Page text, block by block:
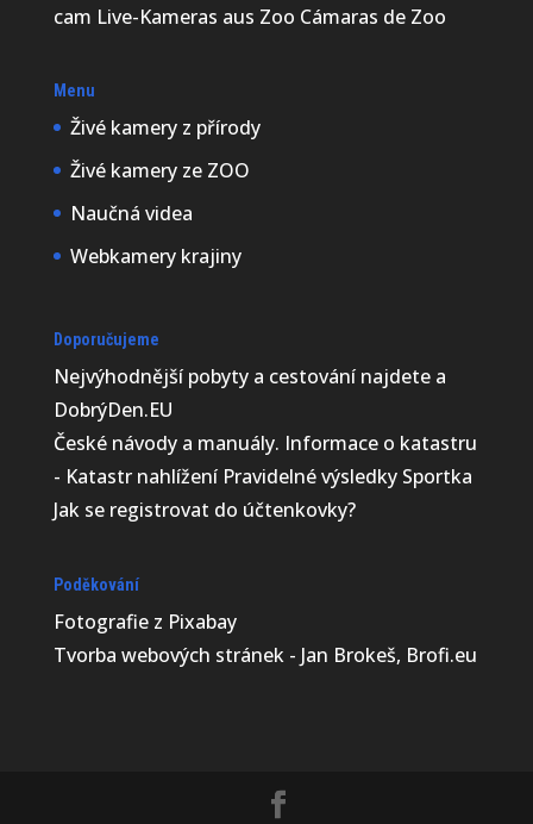
cam Live-Kameras aus Zoo Cámaras de Zoo
Menu
Živé kamery z přírody
Živé kamery ze ZOO
Naučná videa
Webkamery krajiny
Doporučujeme
Nejvýhodnější pobyty a cestování najdete a
DobrýDen.EU
České návodya manuály. Informace o katastru
- Katastr nahlíženíPravidelné výsledky Sportka
Jak se registrovat do účtenkovky?
Poděkování
Fotografie z Pixabay
Tvorba webových stránek - Jan Brokeš, Brofi.eu